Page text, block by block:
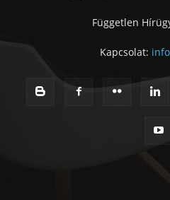
Független
Kapcsolat: